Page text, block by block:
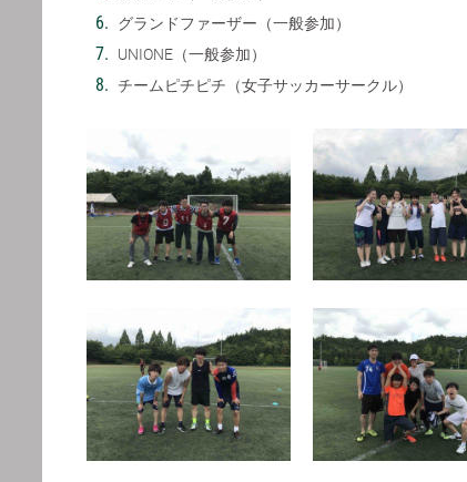
グランドファーザー（一般参加）
UNIONE（一般参加）
チームピチピチ（女子サッカーサークル）